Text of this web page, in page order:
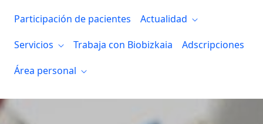
Participación de pacientes
Actualidad
Servicios
Trabaja con Biobizkaia
Adscripciones
Área personal